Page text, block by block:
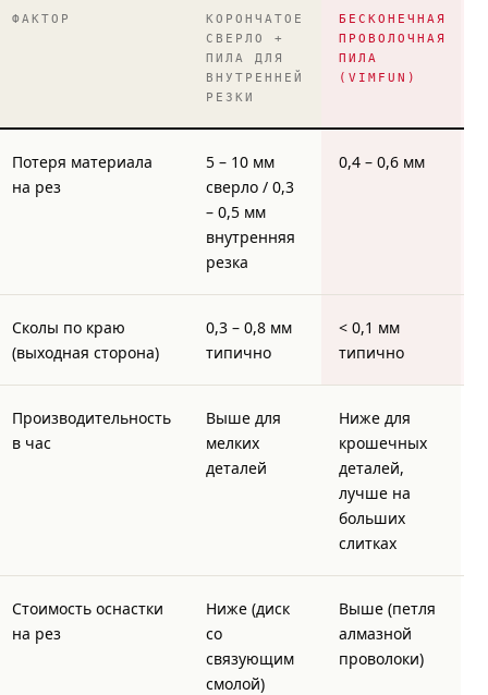
ФАКТОР
КОРОНЧАТОЕ
СВЕРЛО +
ПИЛА ДЛЯ
ВНУТРЕННЕЙ
РЕЗКИ
БЕСКОНЕЧНАЯ
ПРОВОЛОЧНАЯ
ПИЛА
(VIMFUN)
Потеря материала
на рез
5 – 10 мм
сверло / 0,3
– 0,5 мм
внутренняя
резка
0,4 – 0,6 мм
Сколы по краю
(выходная сторона)
0,3 – 0,8 мм
типично
< 0,1 мм
типично
Производительность
в час
Выше для
мелких
деталей
Ниже для
крошечных
деталей,
лучше на
больших
слитках
Стоимость оснастки
на рез
Ниже (диск
со
связующим
смолой)
Выше (петля
алмазной
проволоки)